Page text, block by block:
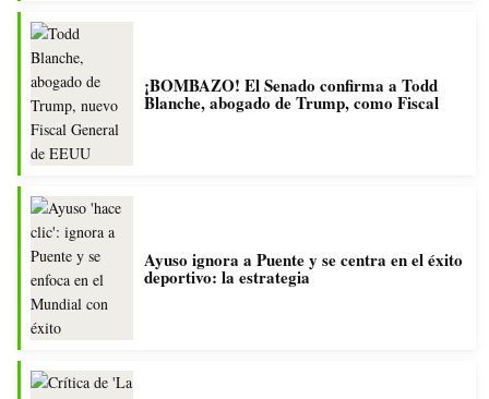
¡BOMBAZO! El Senado confirma a Todd
Blanche, abogado de Trump, como Fiscal
Ayuso ignora a Puente y se centra en el éxito
deportivo: la estrategia